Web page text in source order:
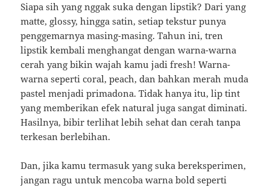
Siapa sih yang nggak suka dengan lipstik? Dari yang
matte, glossy, hingga satin, setiap tekstur punya
penggemarnya masing-masing. Tahun ini, tren
lipstik kembali menghangat dengan warna-warna
cerah yang bikin wajah kamu jadi fresh! Warna-
warna seperti coral, peach, dan bahkan merah muda
pastel menjadi primadona. Tidak hanya itu, lip tint
yang memberikan efek natural juga sangat diminati.
Hasilnya, bibir terlihat lebih sehat dan cerah tanpa
terkesan berlebihan.
Dan, jika kamu termasuk yang suka bereksperimen,
jangan ragu untuk mencoba warna bold seperti